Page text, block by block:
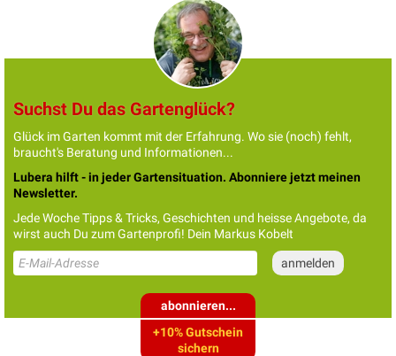
Suchst Du das Gartenglück?
Glück im Garten kommt mit der Erfahrung. Wo sie (noch) fehlt,
braucht's Beratung und Informationen...
Lubera hilft - in jeder Gartensituation. Abonniere jetzt meinen
Newsletter.
Jede Woche Tipps & Tricks, Geschichten und heisse Angebote, da
wirst auch Du zum Gartenprofi! Dein Markus Kobelt
abonnieren...
+10% Gutschein
sichern